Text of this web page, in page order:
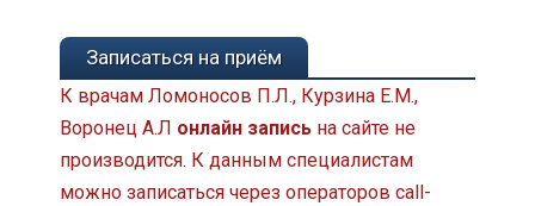
Записаться на приём
К врачам Ломоносов П.Л., Курзина Е.М.,
Воронец А.Л онлайн запись на сайте не
производится. К данным специалистам
можно записаться через операторов call-